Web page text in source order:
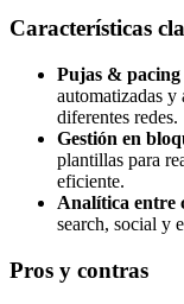
Características
Pujas & pacing
automatizadas y
diferentes redes.
Gestión en
plantillas para
eficiente.
Analítica entre
search, social y
Pros y contras